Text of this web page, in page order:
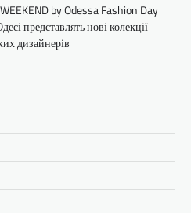
by Odessa Fashion Day
представлять нові колекції
дизайнерів